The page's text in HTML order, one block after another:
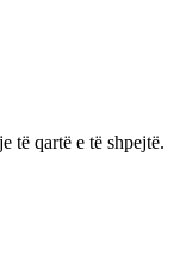
të qartë e të shpejtë.